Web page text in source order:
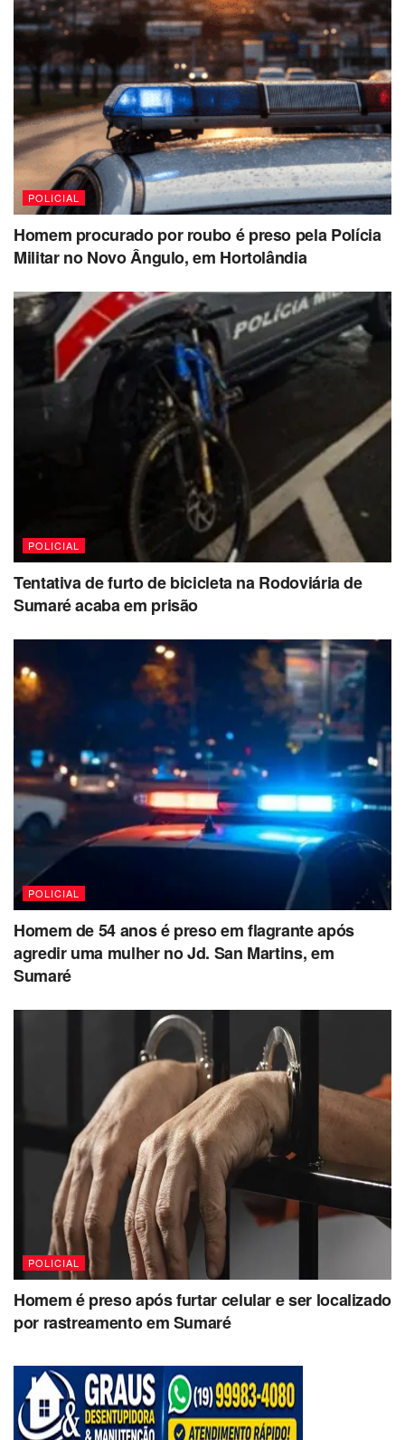
POLICIAL
Homem procurado por roubo é preso pela Polícia
Militar no Novo Ângulo, em Hortolândia
POLICIAL
Tentativa de furto de bicicleta na Rodoviária de
Sumaré acaba em prisão
POLICIAL
Homem de 54 anos é preso em flagrante após
agredir uma mulher no Jd. San Martins, em
Sumaré
POLICIAL
Homem é preso após furtar celular e ser localizado
por rastreamento em Sumaré